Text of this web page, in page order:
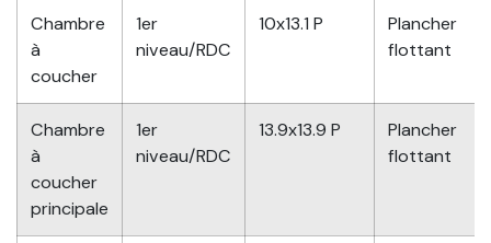
Chambre
à
coucher
1er
niveau/RDC
10x13.1 P
Plancher
flottant
Chambre
à
coucher
principale
1er
niveau/RDC
13.9x13.9 P
Plancher
flottant